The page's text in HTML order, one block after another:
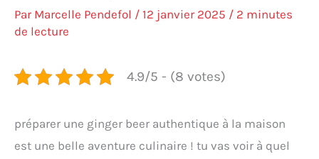
Par Marcelle Pendefol / 12 janvier 2025 / 2 minutes
de lecture
4.9/5 - (8 votes)
préparer une ginger beer authentique à la maison
est une belle aventure culinaire ! tu vas voir à quel